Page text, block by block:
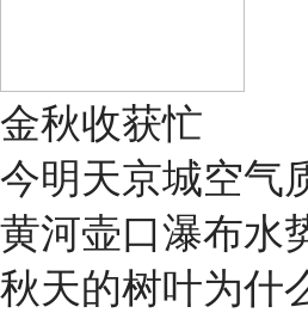
金秋收获忙
今明天京城空气
黄河壶口瀑布水
秋天的树叶为什